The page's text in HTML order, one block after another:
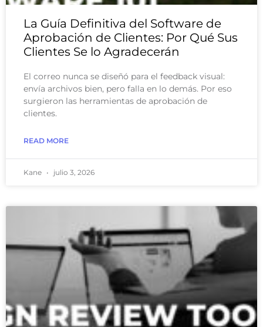
La Guía Definitiva del Software de
Aprobación de Clientes: Por Qué Sus
Clientes Se lo Agradecerán
El correo nunca se diseñó para el feedback visual:
envía archivos bien, pero falla en lo demás. Por eso
surgieron las herramientas de aprobación de
clientes.
READ MORE
Kane julio 3, 2026